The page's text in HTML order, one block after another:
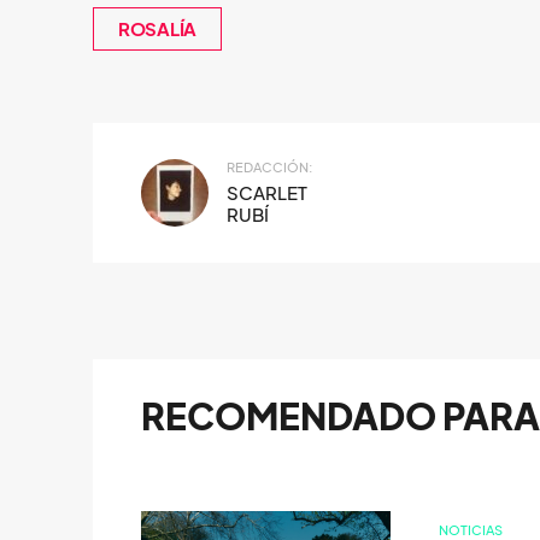
ROSALÍA
REDACCIÓN:
SCARLET
RUBÍ
RECOMENDADO
NOTICIAS